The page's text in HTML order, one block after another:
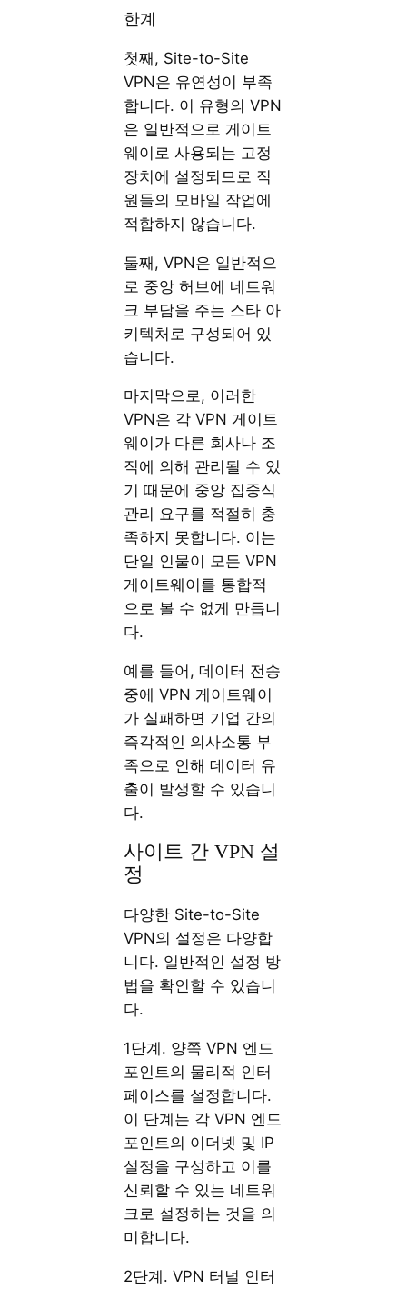
한계
첫째, Site-to-Site
VPN은 유연성이 부족
합니다. 이 유형의 VPN
은 일반적으로 게이트
웨이로 사용되는 고정
장치에 설정되므로 직
원들의 모바일 작업에
적합하지 않습니다.
둘째, VPN은 일반적으
로 중앙 허브에 네트워
크 부담을 주는 스타 아
키텍처로 구성되어 있
습니다.
마지막으로, 이러한
VPN은 각 VPN 게이트
웨이가 다른 회사나 조
직에 의해 관리될 수 있
기 때문에 중앙 집중식
관리 요구를 적절히 충
족하지 못합니다. 이는
단일 인물이 모든 VPN
게이트웨이를 통합적
으로 볼 수 없게 만듭니
다.
예를 들어, 데이터 전송
중에 VPN 게이트웨이
가 실패하면 기업 간의
즉각적인 의사소통 부
족으로 인해 데이터 유
출이 발생할 수 있습니
다.
사이트 간 VPN 설
정
다양한 Site-to-Site
VPN의 설정은 다양합
니다. 일반적인 설정 방
법을 확인할 수 있습니
다.
1단계. 양쪽 VPN 엔드
포인트의 물리적 인터
페이스를 설정합니다.
이 단계는 각 VPN 엔드
포인트의 이더넷 및 IP
설정을 구성하고 이를
신뢰할 수 있는 네트워
크로 설정하는 것을 의
미합니다.
2단계. VPN 터널 인터